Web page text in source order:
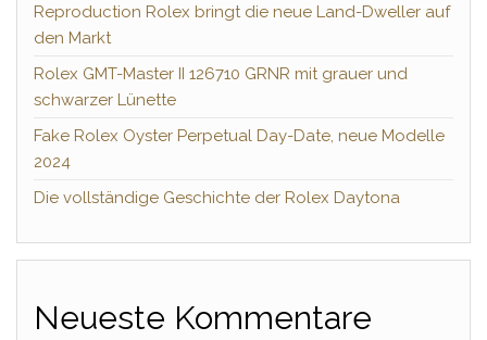
Reproduction Rolex bringt die neue Land-Dweller auf
den Markt
Rolex GMT-Master II 126710 GRNR mit grauer und
schwarzer Lünette
Fake Rolex Oyster Perpetual Day-Date, neue Modelle
2024
Die vollständige Geschichte der Rolex Daytona
Neueste Kommentare